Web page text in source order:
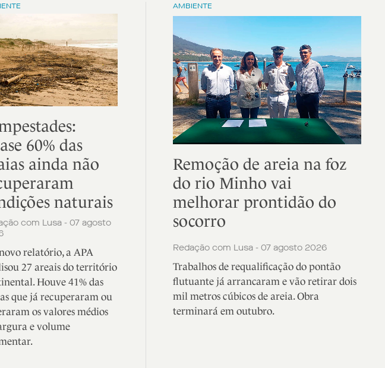
60% das
ainda não
naturais
com Lusa - 07 agosto
relatório, a APA
27 areais do território
Houve 41% das
que já recuperaram ou
os valores médios
e volume
AMBIENTE
Remoção de areia na foz
do rio Minho vai
melhorar prontidão do
socorro
Redação com Lusa - 07 agosto 2026
Trabalhos de requalificação do pontão
flutuante já arrancaram e vão retirar dois
mil metros cúbicos de areia. Obra
terminará em outubro.